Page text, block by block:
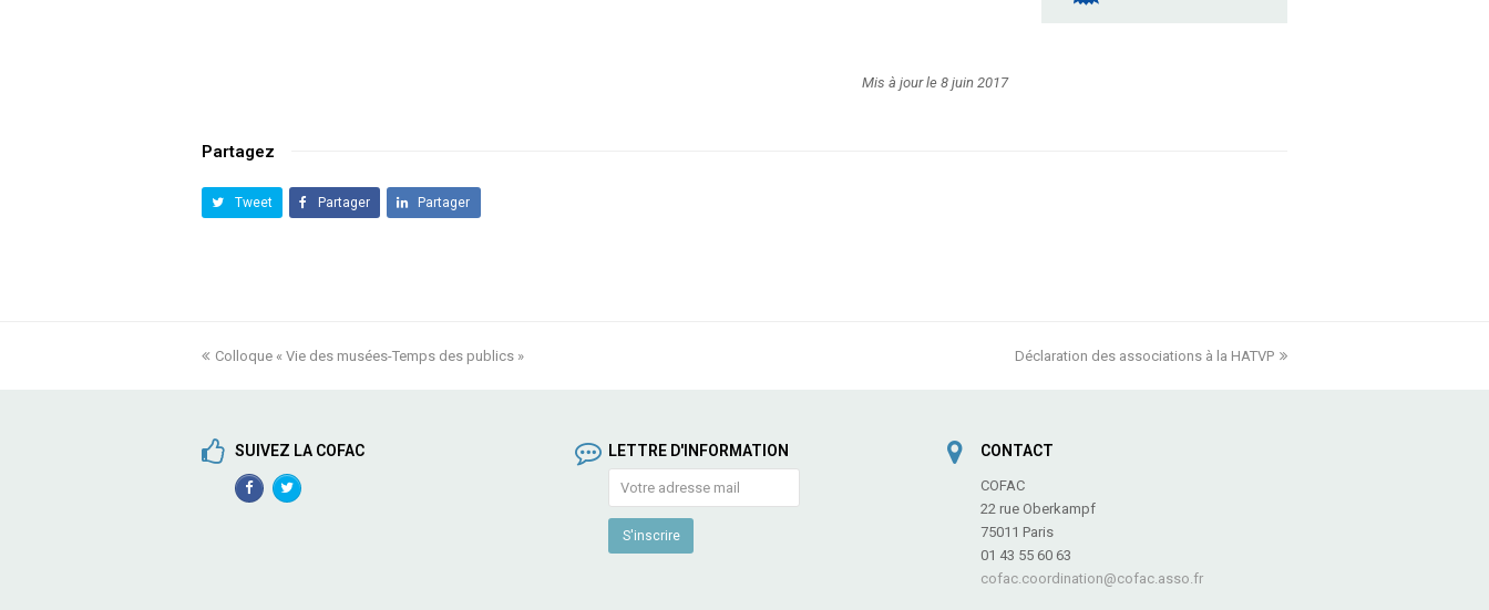
Mis à jour le 8 juin 2017
Partagez
Tweet Partager Partager
previous
Colloque « Vie des musées-Temps des publics »
next
Déclaration des associations à la HATVP
SUIVEZ LA COFAC
FacebookTwitterProfile
LETTRE D'INFORMATION CONTACT
COFAC
22 rue Oberkampf
75011 Paris
01 43 55 60 63
cofac.coordination@cofac.asso.fr